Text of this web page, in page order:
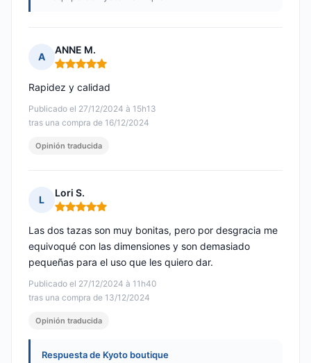
A
ANNE M.
Nota: 5 de 5
Publicado el 27/12/2024 à 15h13
tras una compra de 16/12/2024
Rapidez y calidad
Opinión traducida
L
Lori S.
Nota: 5 de 5
Publicado el 27/12/2024 à 11h40
tras una compra de 13/12/2024
Las dos tazas son muy bonitas, pero por desgracia me
equivoqué con las dimensiones y son demasiado
pequeñas para el uso que les quiero dar.
Opinión traducida
Respuesta de Kyoto boutique